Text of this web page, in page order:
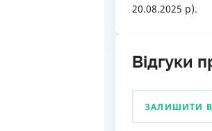
20.08.2025 р).
Відгуки
ЗАЛИШИТИ